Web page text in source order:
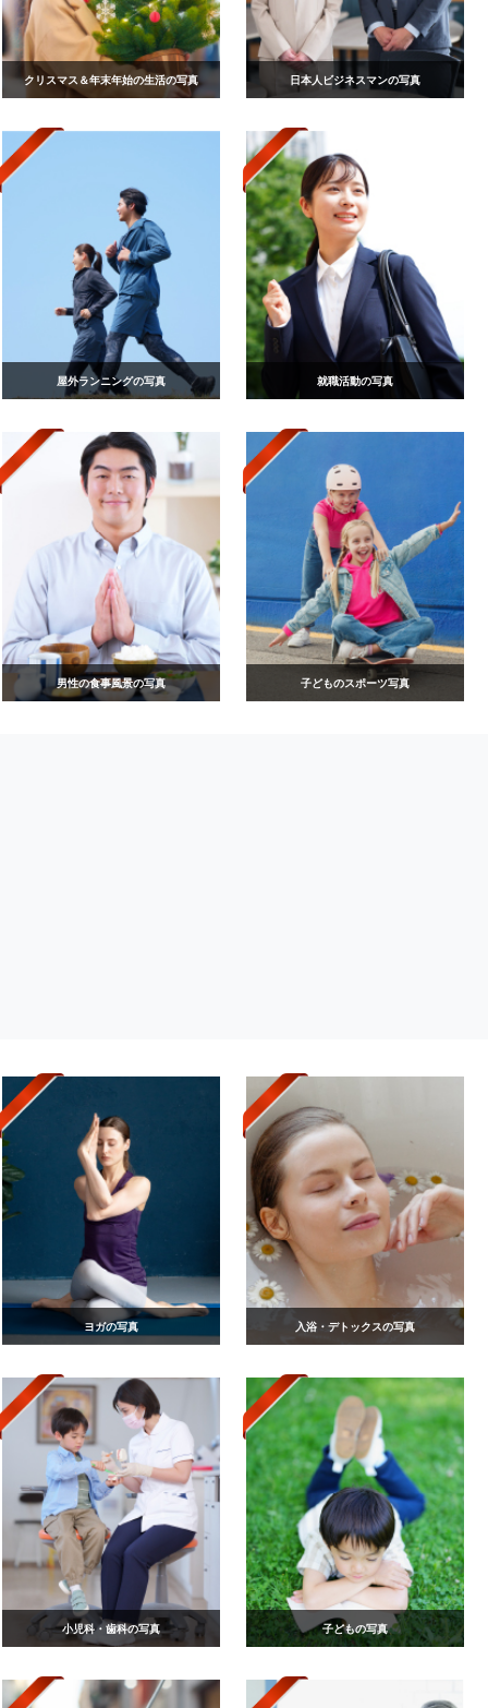
クリスマス＆年末年始の生活の写真 日本人ビジネスマンの写真
屋外ランニングの写真 就職活動の写真
男性の食事風景の写真 子どものスポーツ写真
ヨガの写真 入浴・デトックスの写真
小児科・歯科の写真 子どもの写真